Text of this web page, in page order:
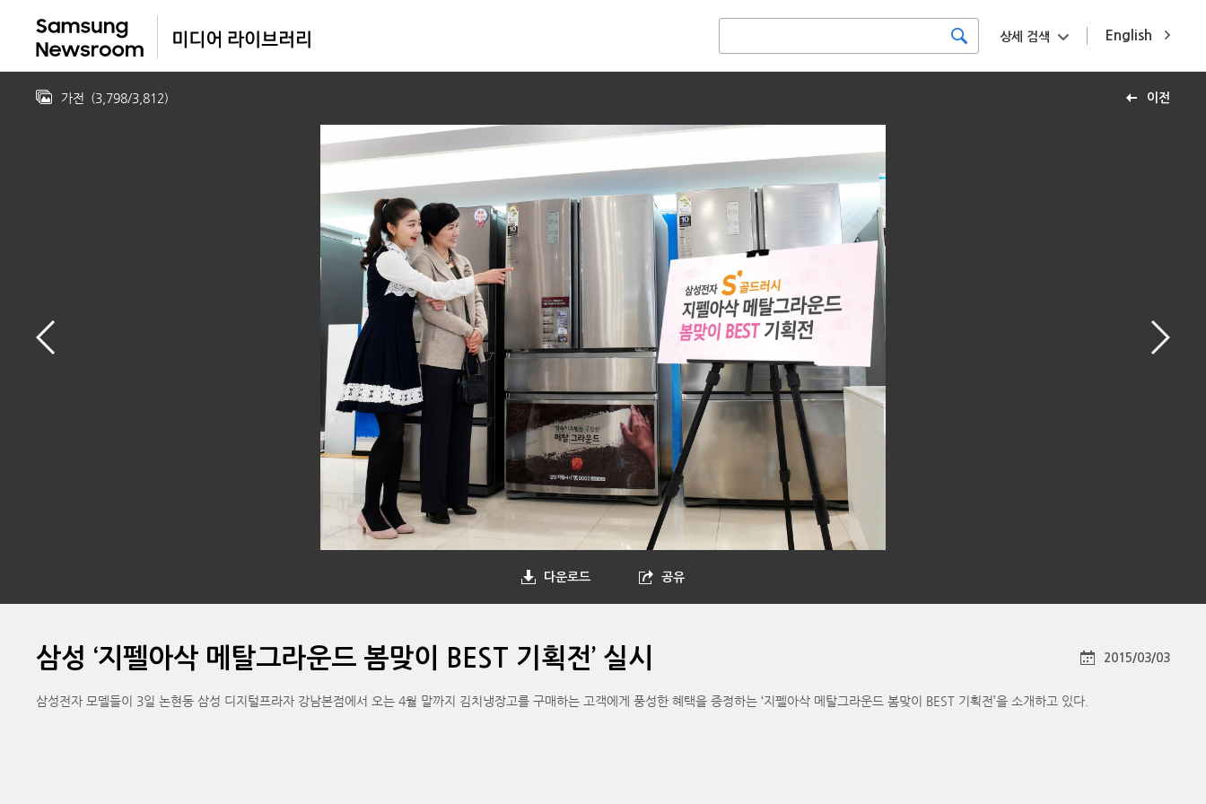
English
상세 검색
이전
가전 (3,798/3,812)
다운로드 공유
삼성 ‘지펠아삭 메탈그라운드 봄맞이 BEST 기획전’ 실시 2015/03/03
삼성전자 모델들이 3일 논현동 삼성 디지털프라자 강남본점에서 오는 4월 말까지 김치냉장고를 구매하는 고객에게 풍성한 혜택을 증정하는 ‘지펠아삭 메탈그라운드 봄맞이 BEST 기획전’을 소개하고 있다.